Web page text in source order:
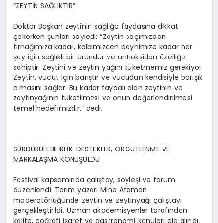
“ZEYTİN SAĞLIKTIR”
Doktor Başkan zeytinin sağlığa faydasına dikkat
çekerken şunları söyledi: “Zeytin saçımızdan
tırnağımıza kadar, kalbimizden beynimize kadar her
şey için sağlıklı bir üründür ve antioksidan özelliğe
sahiptir. Zeytini ve zeytin yağını tüketmemiz gerekiyor.
Zeytin, vücut için barıştır ve vücudun kendisiyle barışık
olmasını sağlar. Bu kadar faydalı olan zeytinin ve
zeytinyağının tüketilmesi ve onun değerlendirilmesi
temel hedefimizdir.” dedi.
SÜRDÜRÜLEBİLİRLİK, DESTEKLER, ÖRGÜTLENME VE
MARKALAŞMA KONUŞULDU
Festival kapsamında çalıştay, söyleşi ve forum
düzenlendi. Tarım yazarı Mine Ataman
moderatörlüğünde zeytin ve zeytinyağı çalıştayı
gerçekleştirildi. Uzman akademisyenler tarafından
kalite, coğrafi işaret ve gastronomi konuları ele alındı.